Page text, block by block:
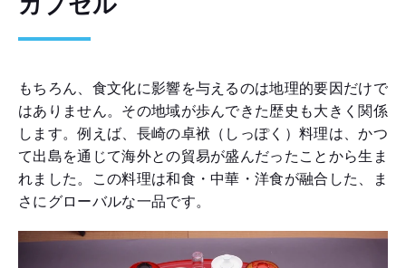
もちろん、食文化に影響を与えるのは地理的要因だけで
はありません。その地域が歩んできた歴史も大きく関係
します。例えば、長崎の卓袱（しっぽく）料理は、かつ
て出島を通じて海外との貿易が盛んだったことから生ま
れました。この料理は和食・中華・洋食が融合した、ま
さにグローバルな一品です。